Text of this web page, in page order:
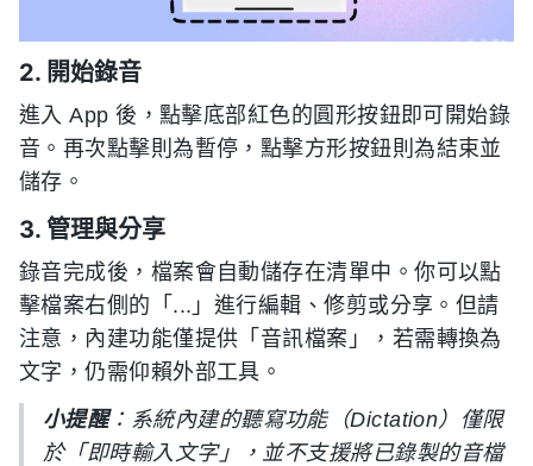
2. 開始錄音
進入 App 後，點擊底部紅色的圓形按鈕即可開始錄
音。再次點擊則為暫停，點擊方形按鈕則為結束並
儲存。
3. 管理與分享
錄音完成後，檔案會自動儲存在清單中。你可以點
擊檔案右側的「...」進行編輯、修剪或分享。但請
注意，內建功能僅提供「音訊檔案」，若需轉換為
文字，仍需仰賴外部工具。
小提醒：系統內建的聽寫功能（Dictation）僅限
於「即時輸入文字」，並不支援將已錄製的音檔